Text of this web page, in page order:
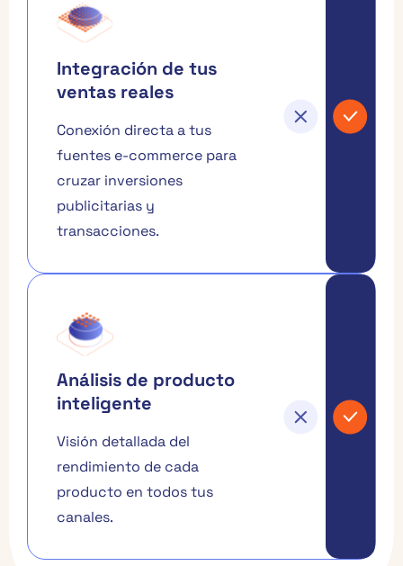
Integración de tus
ventas reales
Conexión directa a tus
fuentes e-commerce para
cruzar inversiones
publicitarias y
transacciones.
Análisis de producto
inteligente
Visión detallada del
rendimiento de cada
producto en todos tus
canales.